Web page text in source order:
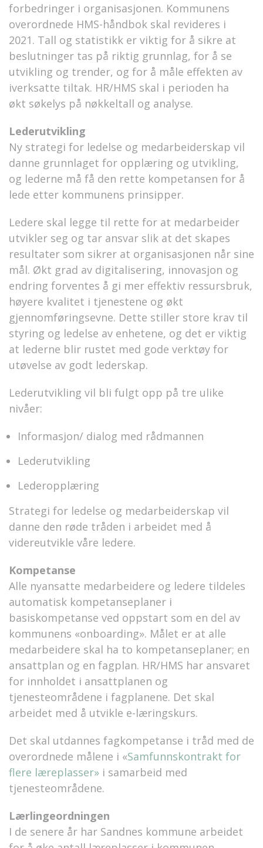
forbedringer i organisasjonen. Kommunens
overordnede HMS-håndbok skal revideres i
2021. Tall og statistikk er viktig for å sikre at
beslutninger tas på riktig grunnlag, for å se
utvikling og trender, og for å måle effekten av
iverksatte tiltak. HR/HMS skal i perioden ha
økt søkelys på nøkkeltall og analyse.
Lederutvikling
Ny strategi for ledelse og medarbeiderskap vil
danne grunnlaget for opplæring og utvikling,
og lederne må få den rette kompetansen for å
lede etter kommunens prinsipper.
Ledere skal legge til rette for at medarbeider
utvikler seg og tar ansvar slik at det skapes
resultater som sikrer at organisasjonen når sine
mål. Økt grad av digitalisering, innovasjon og
endring forventes å gi mer effektiv ressursbruk,
høyere kvalitet i tjenestene og økt
gjennomføringsevne. Dette stiller store krav til
styring og ledelse av enhetene, og det er viktig
at lederne blir rustet med gode verktøy for
utøvelse av godt lederskap.
Lederutvikling vil bli fulgt opp på tre ulike
nivåer:
Informasjon/ dialog med rådmannen
Lederutvikling
Lederopplæring
Strategi for ledelse og medarbeiderskap vil
danne den røde tråden i arbeidet med å
videreutvikle våre ledere.
Kompetanse
Alle nyansatte medarbeidere og ledere tildeles
automatisk kompetanseplaner i
basiskompetanse ved oppstart som en del av
kommunens «onboarding». Målet er at alle
medarbeidere skal ha to kompetanseplaner; en
ansattplan og en fagplan. HR/HMS har ansvaret
for innholdet i ansattplanen og
tjenesteområdene i fagplanene. Det skal
arbeidet med å utvikle e-læringskurs.
Det skal utdannes fagkompetanse i tråd med de
overordnede målene i «Samfunnskontrakt for
flere læreplasser» i samarbeid med
tjenesteområdene.
Lærlingeordningen
I de senere år har Sandnes kommune arbeidet